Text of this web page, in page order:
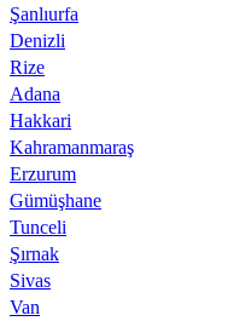
Şanlıurfa
Denizli
Rize
Adana
Hakkari
Kahramanmaraş
Erzurum
Gümüşhane
Tunceli
Şırnak
Sivas
Van